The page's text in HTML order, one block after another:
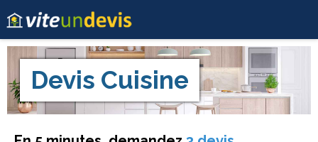
Devis Cuisine